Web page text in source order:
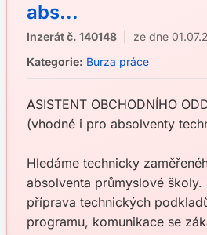
abs...
Inzerát č. 140148 | ze dne
Kategorie: Burza práce
ASISTENT OBCHODNÍHO
(vhodné i pro absolventy
Hledáme technicky
absolventa průmyslové školy.
příprava technických
programu, komunikace se